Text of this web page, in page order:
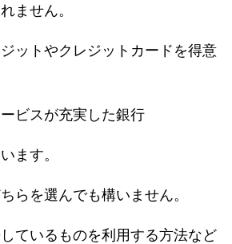
ません。
ットやクレジットカードを得意
ビスが充実した銀行
ます。
らを選んでも構いません。
ているものを利用する方法など